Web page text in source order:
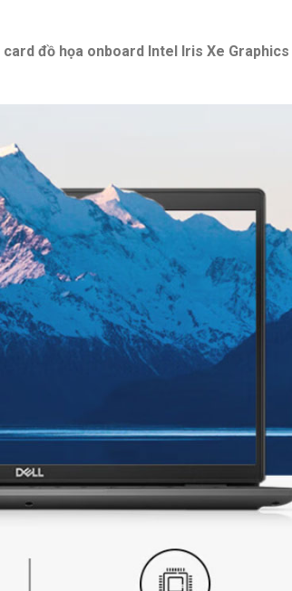
card đồ họa onboard Intel Iris Xe Graphics